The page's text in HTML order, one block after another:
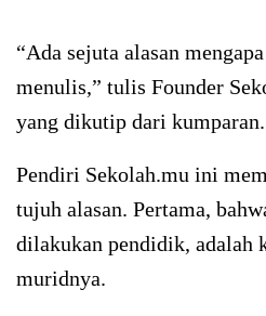
“Ada sejuta alasan
menulis,” tulis Founder
yang dikutip dari kumparan.
Pendiri Sekolah.mu ini
tujuh alasan. Pertama,
dilakukan pendidik, adalah
muridnya.